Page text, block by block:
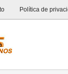
Política de